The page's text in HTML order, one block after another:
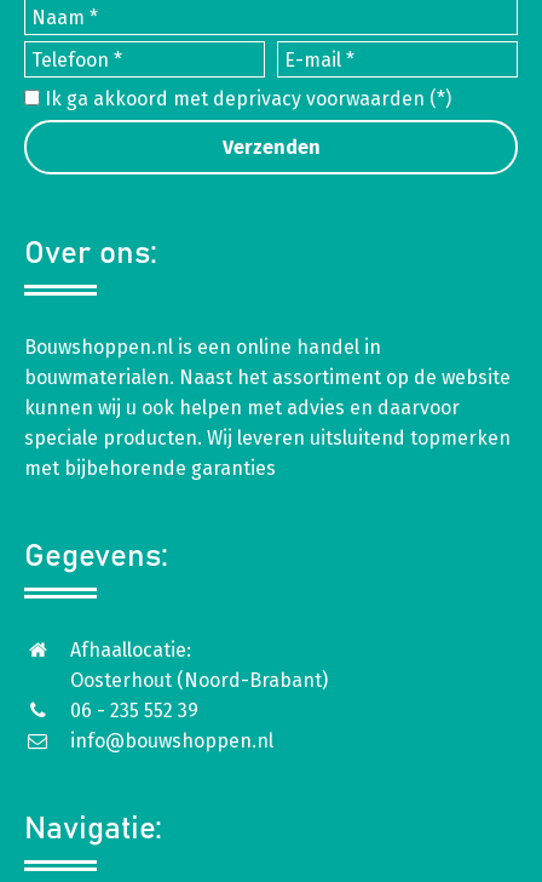
Ik ga akkoord met deprivacy voorwaarden (*)
Over ons:
Bouwshoppen.nl is een online handel in
bouwmaterialen. Naast het assortiment op de website
kunnen wij u ook helpen met advies en daarvoor
speciale producten. Wij leveren uitsluitend topmerken
met bijbehorende garanties
Gegevens:
Afhaallocatie:
Oosterhout (Noord-Brabant)
06 - 235 552 39
info@bouwshoppen.nl
Navigatie: